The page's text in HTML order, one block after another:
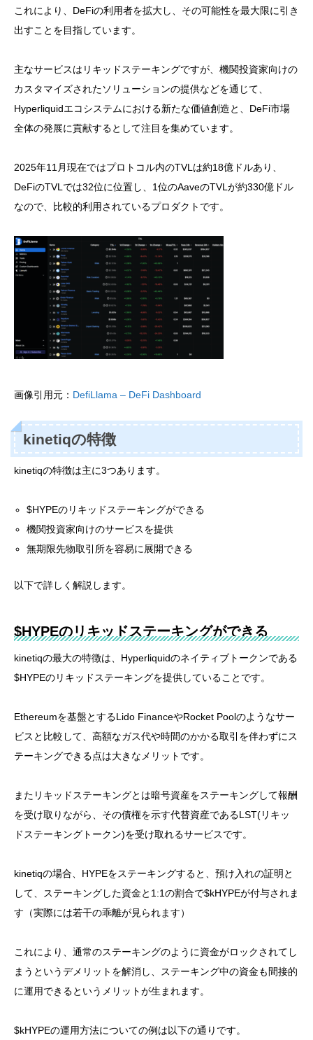
これにより、DeFiの利用者を拡大し、その可能性を最大限に引き
出すことを目指しています。
主なサービスはリキッドステーキングですが、機関投資家向けの
カスタマイズされたソリューションの提供などを通じて、
Hyperliquidエコシステムにおける新たな価値創造と、DeFi市場
全体の発展に貢献するとして注目を集めています。
2025年11月現在ではプロトコル内のTVLは約18億ドルあり、
DeFiのTVLでは32位に位置し、1位のAaveのTVLが約330億ドル
なので、比較的利用されているプロダクトです。
画像引用元： DefiLlama – DeFi Dashboard
kinetiqの特徴
kinetiqの特徴は主に3つあります。
$HYPEのリキッドステーキングができる
機関投資家向けのサービスを提供
無期限先物取引所を容易に展開できる
以下で詳しく解説します。
$HYPEのリキッドステーキングができる
kinetiqの最大の特徴は、Hyperliquidのネイティブトークンである
$HYPEのリキッドステーキングを提供していることです。
Ethereumを基盤とするLido FinanceやRocket Poolのようなサー
ビスと比較して、高額なガス代や時間のかかる取引を伴わずにス
テーキングできる点は大きなメリットです。
またリキッドステーキングとは暗号資産をステーキングして報酬
を受け取りながら、その債権を示す代替資産であるLST(リキッ
ドステーキングトークン)を受け取れるサービスです。
kinetiqの場合、HYPEをステーキングすると、預け入れの証明と
して、ステーキングした資金と1:1の割合で$kHYPEが付与されま
す（実際には若干の乖離が見られます）
これにより、通常のステーキングのように資金がロックされてし
まうというデメリットを解消し、ステーキング中の資金も間接的
に運用できるというメリットが生まれます。
$kHYPEの運用方法についての例は以下の通りです。